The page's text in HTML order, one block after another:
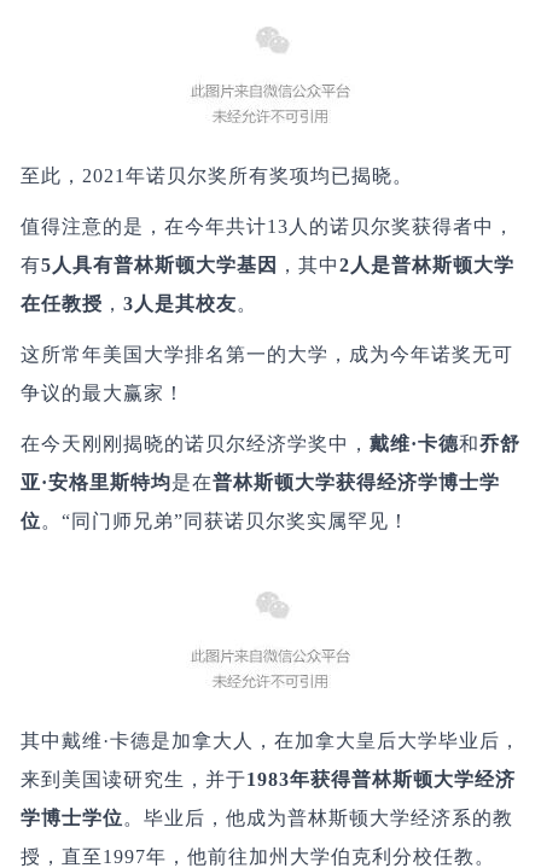
至此，2021年诺贝尔奖所有奖项均已揭晓。
值得注意的是，在今年共计13人的诺贝尔奖获得者中，
有5人具有普林斯顿大学基因 ，其中2人是普林斯顿大学
在任教授 ， 3人是其校友。
这所常年美国大学排名第一的大学，成为今年诺奖无可
争议的最大赢家！
在今天刚刚揭晓的诺贝尔经济学奖中， 戴维·卡德和乔舒
亚·安格里斯特均是在普林斯顿大学获得经济学博士学
位。 “同门师兄弟”同获诺贝尔奖实属罕见！
其中戴维·卡德是加拿大人，在加拿大皇后大学毕业后，
来到美国读研究生，并于1983年获得普林斯顿大学经济
学博士学位。毕业后，他成为普林斯顿大学经济系的教
授，直至1997年，他前往加州大学伯克利分校任教。